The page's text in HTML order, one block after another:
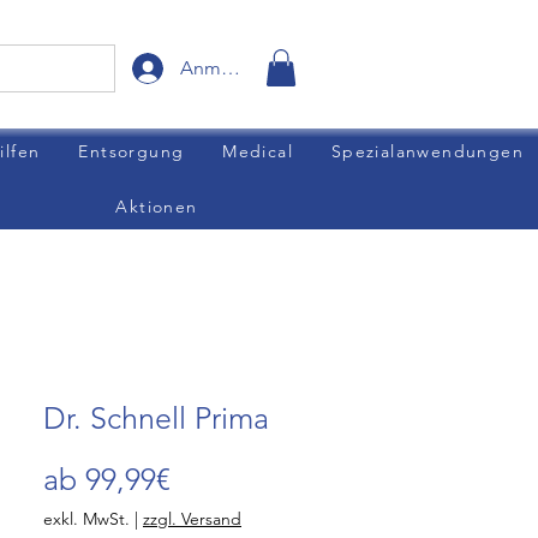
Anmelden
Entsorgung Medical Spezialanwendungen
Aktionen
Dr. Schnell Prima
ab 99,99€
Preis
exkl. MwSt. | zzgl. Versand